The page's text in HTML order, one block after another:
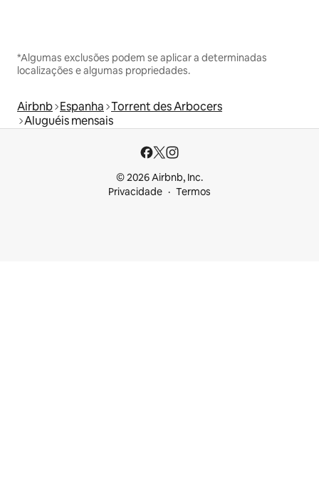
*Algumas exclusões podem se aplicar a determinadas
localizações e algumas propriedades.
Airbnb Espanha Torrent des Arbocers
Aluguéis mensais
© 2026 Airbnb, Inc.
Privacidade
Termos